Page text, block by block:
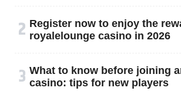
२ Register now to enjoy the
royalelounge casino in 2026
३ What to know before joining
casino: tips for new players